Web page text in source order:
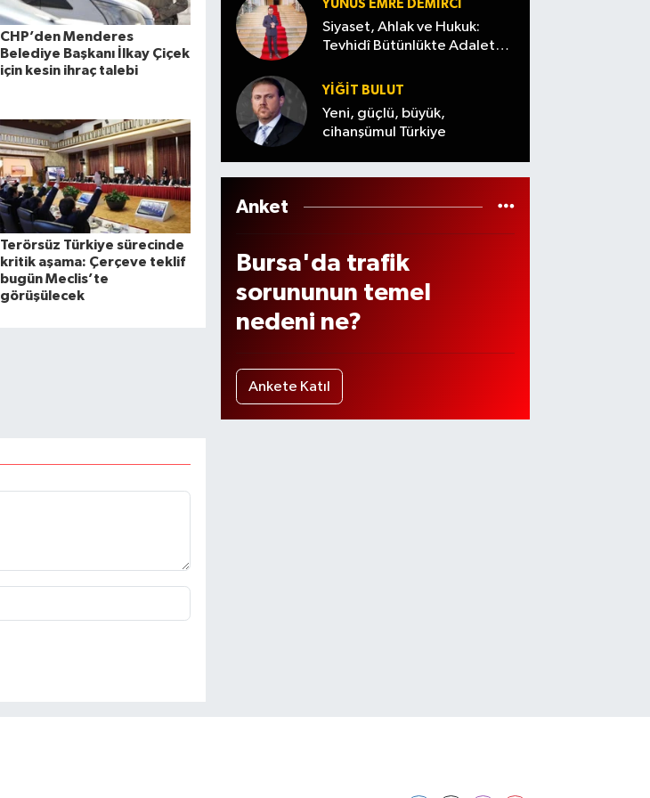
CHP’den Menderes
Belediye Başkanı İlkay Çiçek
için kesin ihraç talebi
Terörsüz Türkiye sürecinde
kritik aşama: Çerçeve teklif
bugün Meclis’te
görüşülecek
seslen
di
Kadın
ağır
yarala
ndı
YUNUS EMRE DEMIRCI
Siyaset, Ahlak ve Hukuk:
Tevhidî Bütünlükte Adalet
YİĞİT BULUT
Yeni, güçlü, büyük,
cihanşümul Türkiye
Anket
Bursa'da trafik
sorununun temel
nedeni ne?
Ankete Katıl